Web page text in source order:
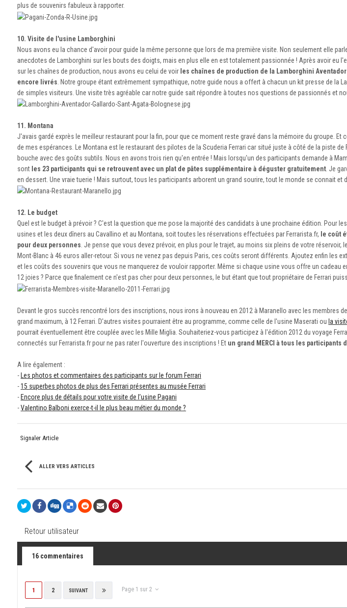
plus de souvenirs fabuleux à rapporter.
10. Visite de l'usine Lamborghini
Nous avons eu la chance d'avoir pour guide la même personne que lors de ma première visite. Non seulement elle
anecdotes de Lamborghini sur les bouts des doigts, mais en plus elle en est totalement passionnée ! Après avoir eu
sur les chaînes de production, nous avons eu celui de voir les chaînes de production de la Lamborghini
encore livrés . Notre groupe étant extrêmement sympathique, notre guide nous a offert à chacun un kit presse de la
de simples visiteurs. Une visite très agréable car notre guide sait répondre à toutes nos questions de passionnés et
11. Montana
J'avais gardé exprès le meilleur restaurant pour la fin, pour que ce moment reste gravé dans la mémoire du groupe.
de mes espérances. Le Montana est le restaurant des pilotes de la Scuderia Ferrari car situé juste à côté de la piste
bouche avec des goûts subtils. Nous en avons trois rien qu'en entrée ! Mais lorsqu'un des participants demande à
sont les 23 participants qui se retrouvent avec un plat de pâtes supplémentaire à déguster gratuitement . Je
en dessert. Une vraie tuerie ! Mais surtout, tous les participants arborent un grand sourire, tout le monde se connait et
12. Le budget
Quel est le budget à prévoir ? C'est la question que me pose la majorité des candidats à une prochaine édition. Pour
usines et les deux dîners au Cavallino et au Montana, soit toutes les réservations effectuées par Ferrarista.fr, le coût
pour deux personnes. Je pense que vous devez prévoir, en plus pour le trajet, au moins six pleins de votre réservoir,
Mont-Blanc à 46 euros aller-retour. Si vous ne venez pas depuis Paris, ces coûts seront différents. Ajoutez enfin les
et les coûts des souvenirs que vous ne manquerez de vouloir rapporter. Même si chaque usine vous offre un cadeau
12 joies ? Parce que finalement ce n'est pas cher pour deux personnes, le but étant que tout propriétaire de Ferrari
Devant le gros succès rencontré lors des inscriptions, nous irons à nouveau en 2012 à Maranello avec les membres
grand maximum, à 12 Ferrari. D'autres visites pourraient être au programme, comme celle de l'usine Maserati ou la
pourrait éventuellement être couplée avec les Mille Miglia. Souhaiteriez-vous participez à l'édition 2012 du voyage
connectés sur Ferrarista.fr pour ne pas rater l'ouverture des inscriptions ! Et un grand MERCI à tous les participants
A lire également :
-Les photos et commentaires des participants sur le forum Ferrari
-15 superbes photos de plus des Ferrari présentes au musée Ferrari
-Encore plus de détails pour votre visite de l’usine Pagani
-Valentino Balboni exerce-t-il le plus beau métier du monde ?
Signaler Article
ALLER VERS ARTICLES
Retour utilisateur
16 commentaires
1 2 SUIVANT Page 1 sur 2